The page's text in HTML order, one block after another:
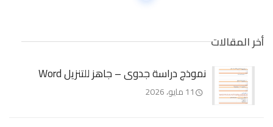
أخر المقالات
نموذج دراسة جدوى – جاهز للتنزيل Word
11 مايو، 2026